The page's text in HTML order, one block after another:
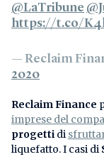
@LaTribune
https://t.co/
— Reclaim
2020
Reclaim Finance
imprese del
progetti di
liquefatto. I casi di